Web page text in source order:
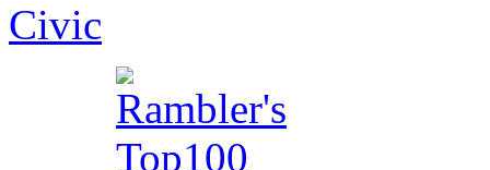
Civic